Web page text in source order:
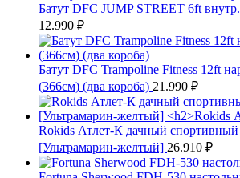
Батут DFC JUMP STREET 6ft
12.990 ₽
Батут DFC Trampoline Fitness 12ft
(366см) (два короба) 21.990 ₽
Rokids Атлет-К дачный спортивный
[Ультрамарин-желтый] 26.910 ₽